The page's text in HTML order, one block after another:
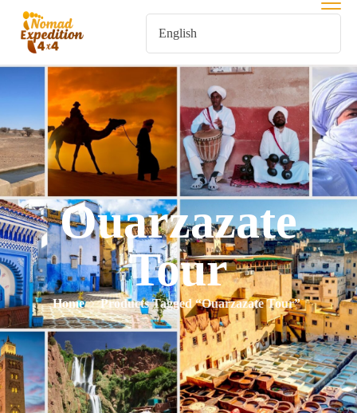
Ouarzazate
Tour
Home Products Tagged “Ouarzazate Tour”